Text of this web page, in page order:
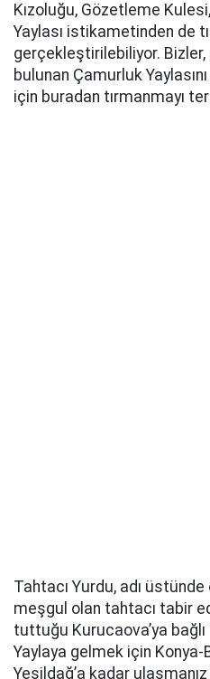
Kızoluğu, Gözetleme
Yaylası istikametinden de
gerçekleştirilebiliyor. Bizler,
bulunan Çamurluk
için buradan tırmanmayı
Tahtacı Yurdu, adı
meşgul olan tahtacı tabir
tuttuğu Kurucaova’ya
Yaylaya gelmek için
Yeşildağ’a kadar